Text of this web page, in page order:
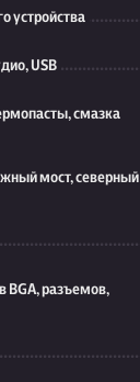
устройства
USB
смазка
мост, северный
BGA, разъемов,